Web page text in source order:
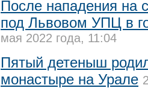
После нападения на
под Львовом УПЦ в
мая 2022 года, 11:04
Пятый детеныш
монастыре на Урале